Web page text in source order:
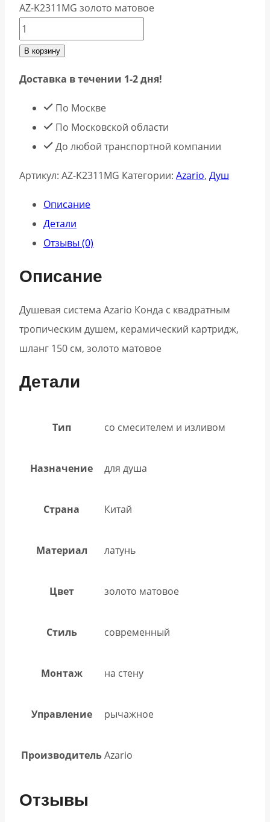
AZ-K2311MG золото матовое
В корзину
Доставка в течении 1-2 дня!
По Москве
По Московской области
До любой транспортной компании
Артикул: AZ-K2311MG Категории: Azario, Душ
Описание
Детали
Отзывы (0)
Описание
Душевая система Azario Конда с квадратным
тропическим душем, керамический картридж,
шланг 150 см, золото матовое
Детали
Тип со смесителем и изливом
Назначение для душа
Страна Китай
Материал латунь
Цвет золото матовое
Стиль современный
Монтаж на стену
Управление рычажное
ПроизводительAzario
Отзывы